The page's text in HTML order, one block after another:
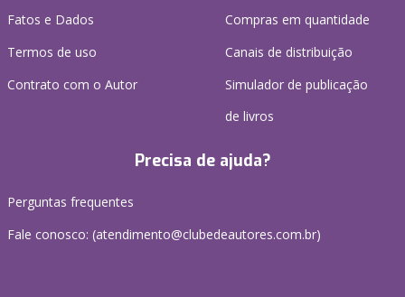
Fatos e Dados
Termos de uso
Contrato com o Autor
Compras em quantidade
Canais de distribuição
Simulador de publicação
de livros
Precisa de ajuda?
Perguntas frequentes
Fale conosco: (atendimento@clubedeautores.com.br)